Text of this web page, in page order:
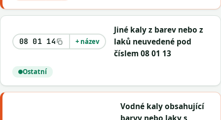
08 01 14 + název
Jiné kaly z barev nebo z
laků neuvedené pod
číslem 08 01 13
Ostatní
Vodné kaly obsahující